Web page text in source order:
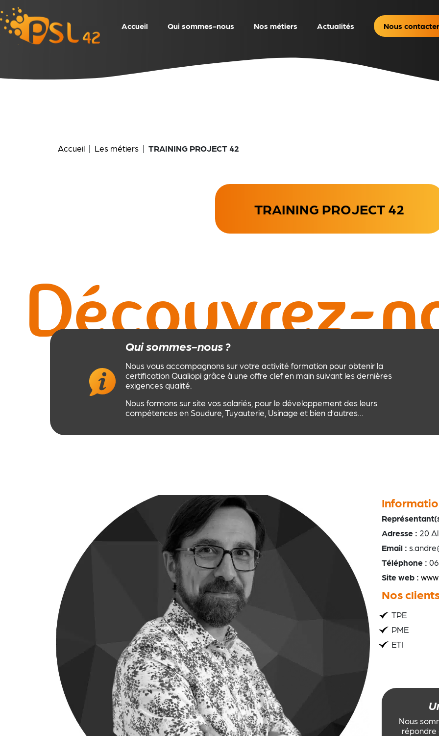
Accueil Qui sommes-nous Nos métiers Actualités Nous contacter
Accueil Les métiers TRAINING PROJECT 42
TRAINING PROJECT 42
Découvrez-
Qui sommes-nous ?
Nous vous accompagnons sur votre activité formation pour obtenir la
certification Qualiopi grâce à une offre clef en main suivant les dernières
exigences qualité.
Nous formons sur site vos salariés, pour le développement des leurs
compétences en Soudure, Tuyauterie, Usinage et bien d’autres…
Adresse : 20
Email :
Téléphone :
Site web :
Nos
TPE
PME
ETI
Nous
répondre